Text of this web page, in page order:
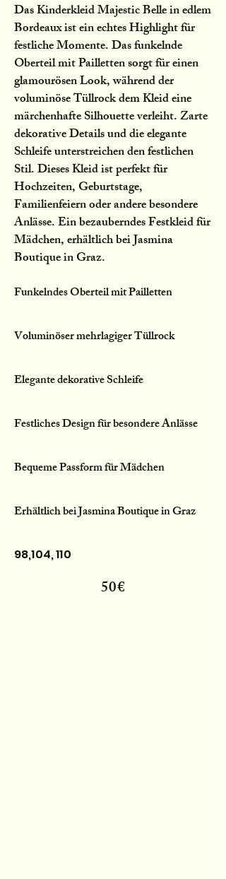
Das Kinderkleid Majestic Belle in edlem
Bordeaux ist ein echtes Highlight für
festliche Momente. Das funkelnde
Oberteil mit Pailletten sorgt für einen
glamourösen Look, während der
voluminöse Tüllrock dem Kleid eine
märchenhafte Silhouette verleiht. Zarte
dekorative Details und die elegante
Schleife unterstreichen den festlichen
Stil. Dieses Kleid ist perfekt für
Hochzeiten, Geburtstage,
Familienfeiern oder andere besondere
Anlässe. Ein bezauberndes Festkleid für
Mädchen, erhältlich bei Jasmina
Boutique in Graz.
Funkelndes Oberteil mit Pailletten
Voluminöser mehrlagiger Tüllrock
Elegante dekorative Schleife
Festliches Design für besondere Anlässe
Bequeme Passform für Mädchen
Erhältlich bei Jasmina Boutique in Graz
98,104, 110
50€